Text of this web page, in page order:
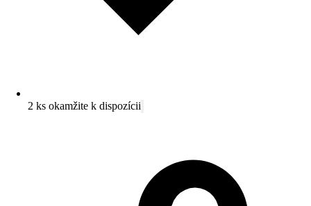
2 ks okamžite k dispozícii